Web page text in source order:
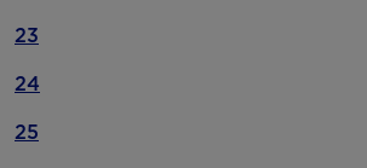
23
24
25